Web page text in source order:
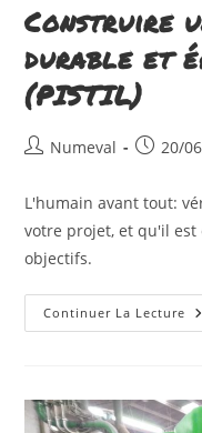
Construire
durable et
(PISTIL)
Auteur/autrice
la
publication :
Numeval 20/
L'humain avant tout:
votre projet, et qu'il est
objectifs.
Continuer La Lecture